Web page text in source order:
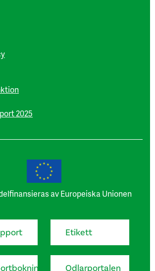
2025
av Europeiska Unionen
Etikett
Odlarportalen